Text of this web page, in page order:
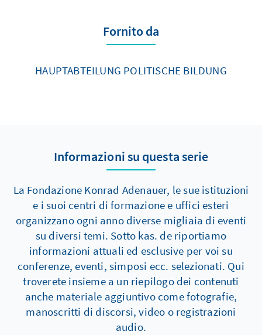
Fornito da
HAUPTABTEILUNG POLITISCHE BILDUNG
Informazioni su questa serie
La Fondazione Konrad Adenauer, le sue istituzioni
e i suoi centri di formazione e uffici esteri
organizzano ogni anno diverse migliaia di eventi
su diversi temi. Sotto kas. de riportiamo
informazioni attuali ed esclusive per voi su
conferenze, eventi, simposi ecc. selezionati. Qui
troverete insieme a un riepilogo dei contenuti
anche materiale aggiuntivo come fotografie,
manoscritti di discorsi, video o registrazioni
audio.